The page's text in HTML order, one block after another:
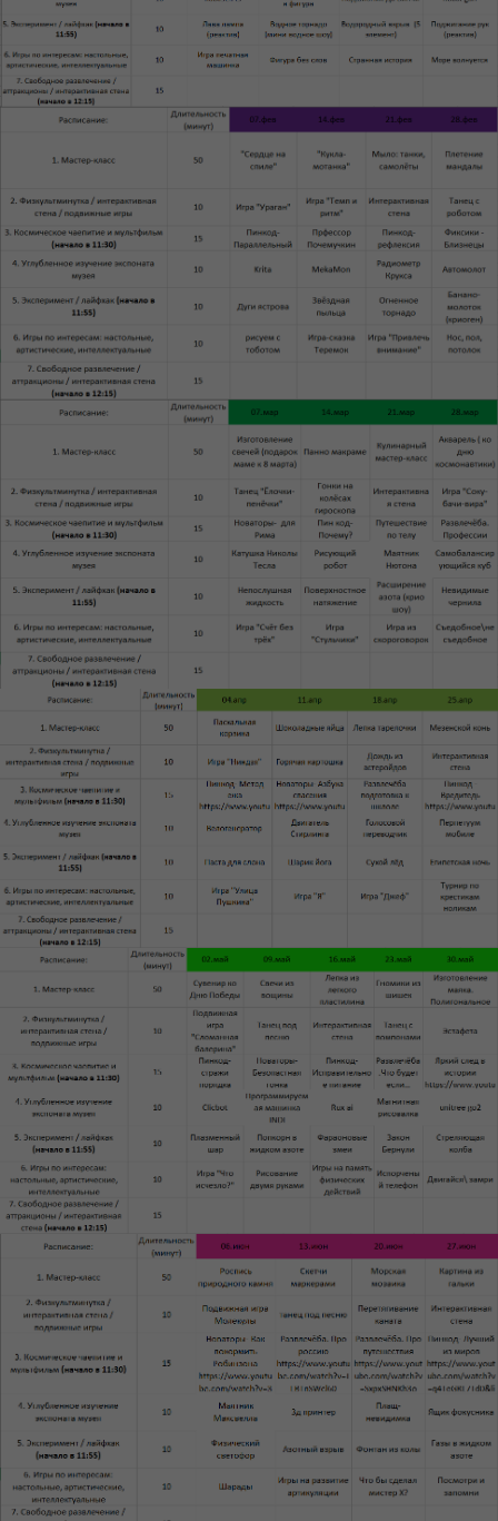
2026 г. © Все права защищены
ИП Горбунова Юлия Валерьевна
ИНН: 910 904 778 204
ОГРН/ОГРНИП: 315 910 200 222 492
включая цены и описание услуг, носит исключительно
справочный характер и не является публичной офертой,
определяемой положениями пункта 2 статьи 437
Гражданского кодекса Российской Федерации. Сайт
содержит общие сведения о видах услуг, их примерных
характеристиках и ориентировочных ценах. Конкретные
условия оказания услуг (включая стоимость, сроки,
определяются индивидуально в рамках отдельного
исполнителем после согласования всех существенных
Правила обработки cookie
Согласие на обработку данных
Политика обработки персональных данных